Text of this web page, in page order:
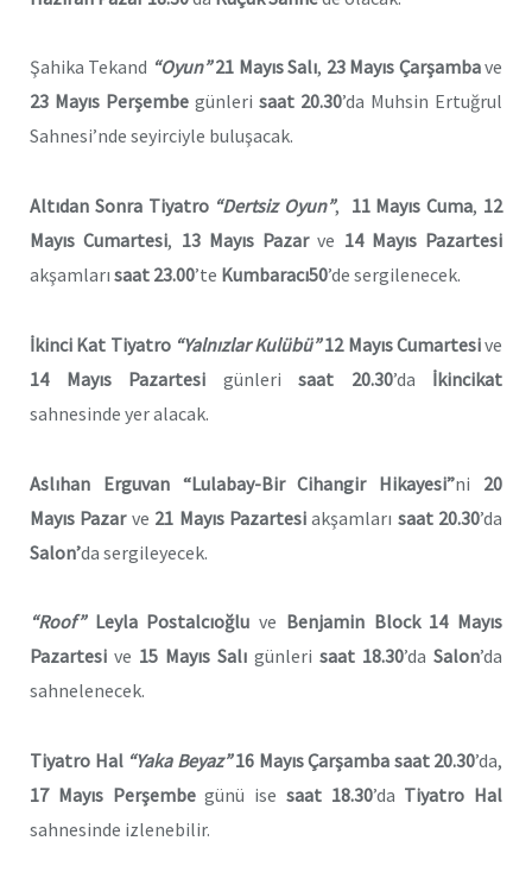
Şahika Tekand “Oyun” 21 Mayıs Salı, 23 Mayıs Çarşambave
23 Mayıs Perşembe günleri saat 20.30’da Muhsin Ertuğrul
Sahnesi’nde seyirciyle buluşacak.
Altıdan Sonra Tiyatro “Dertsiz Oyun”, 11 Mayıs Cuma, 12
Mayıs Cumartesi, 13 Mayıs Pazarve 14 Mayıs Pazartesi
akşamları saat 23.00’te Kumbaracı50’de sergilenecek.
İkinci Kat Tiyatro “Yalnızlar Kulübü” 12 Mayıs Cumartesive
14 Mayıs Pazartesi günleri saat 20.30’da İkincikat
sahnesinde yer alacak.
Aslıhan Erguvan “Lulabay-Bir Cihangir Hikayesi”ni 20
Mayıs Pazarve 21 Mayıs Pazartesiakşamları saat 20.30’da
Salon’da sergileyecek.
“Roof” Leyla Postalcıoğlu ve Benjamin Block 14 Mayıs
Pazartesi ve 15 Mayıs Salı günleri saat 18.30’da Salon’da
sahnelenecek.
Tiyatro Hal “Yaka Beyaz”16 Mayıs Çarşamba saat 20.30’da,
17 Mayıs Perşembegünü ise saat 18.30’da Tiyatro Hal
sahnesinde izlenebilir.